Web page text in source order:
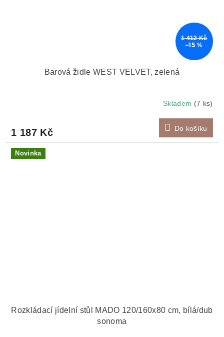
1 412 Kč
–15 %
Barová židle WEST VELVET, zelená
Skladem (7 ks)
1 187 Kč Do košíku
Novinka
Rozkládací jídelní stůl MADO 120/160x80 cm, bílá/dub
sonoma